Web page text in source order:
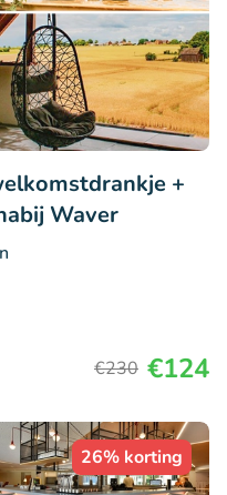
+
Waver
€230 €124
26% korting